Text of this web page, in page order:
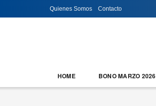
Quienes Somos Contacto
HOME BONO MARZO 2026